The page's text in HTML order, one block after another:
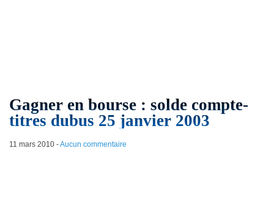
Gagner en bourse : solde compte-
titres dubus 25 janvier 2003
11 mars 2010-Aucun commentaire